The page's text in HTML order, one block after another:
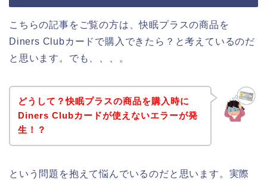
こちらの記事をご覧の方は、快眠プラスの商品を
Diners Clubカードで購入できたら？と考えているのだ
と思います。でも、、、。
どうして？快眠プラスの商品を購入時に
Diners Clubカードが使えないエラーが発
生！？
という問題を抱えて悩んでいるのだと思います。実際